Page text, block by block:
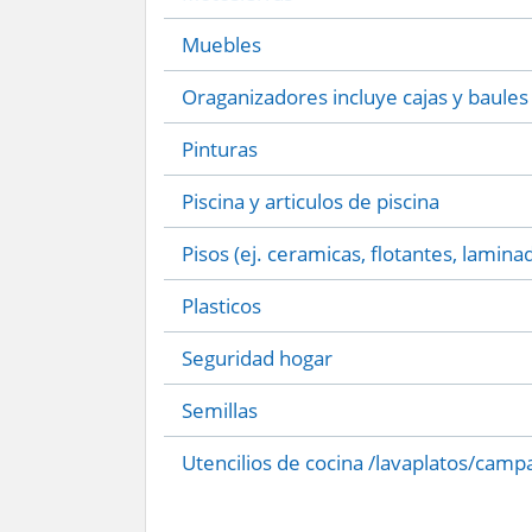
Muebles
Oraganizadores incluye cajas y baules
Pinturas
Piscina y articulos de piscina
Pisos (ej. ceramicas, flotantes,
Plasticos
Seguridad hogar
Semillas
Utencilios de cocina /lavaplatos/